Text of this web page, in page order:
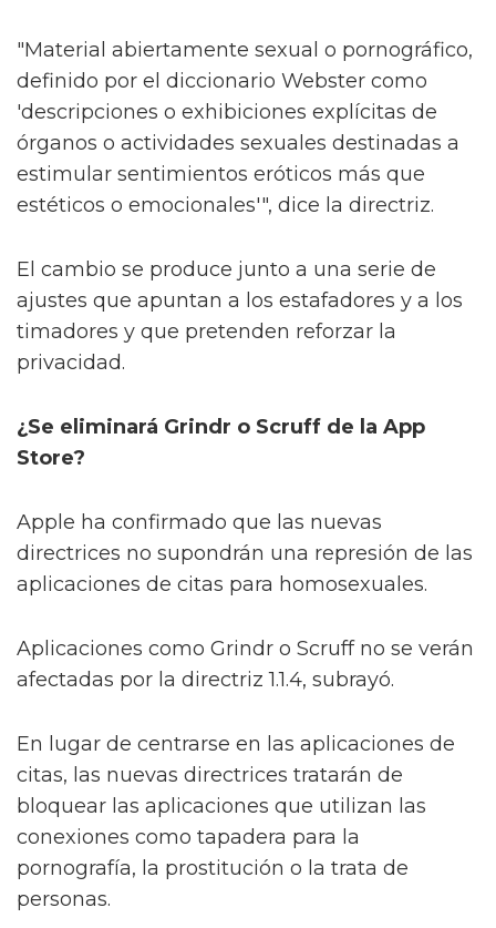
"Material abiertamente sexual o pornográfico,
definido por el diccionario Webster como
'descripciones o exhibiciones explícitas de
órganos o actividades sexuales destinadas a
estimular sentimientos eróticos más que
estéticos o emocionales'", dice la directriz.
El cambio se produce junto a una serie de
ajustes que apuntan a los estafadores y a los
timadores y que pretenden reforzar la
privacidad.
¿Se eliminará Grindr o Scruff de la App
Store?
Apple ha confirmado que las nuevas
directrices no supondrán una represión de las
aplicaciones de citas para homosexuales.
Aplicaciones como Grindr o Scruff no se verán
afectadas por la directriz 1.1.4, subrayó.
En lugar de centrarse en las aplicaciones de
citas, las nuevas directrices tratarán de
bloquear las aplicaciones que utilizan las
conexiones como tapadera para la
pornografía, la prostitución o la trata de
personas.